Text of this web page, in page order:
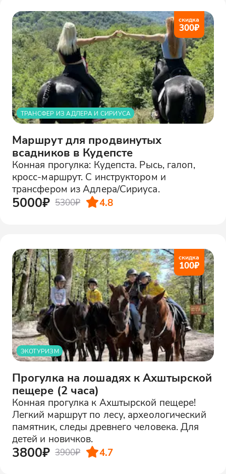
скидка
300₽
ТРАНСФЕР ИЗ АДЛЕРА И СИРИУСА
Маршрут для продвинутых
всадников в Кудепсте
Конная прогулка: Кудепста. Рысь, галоп,
кросс-маршрут. С инструктором и
трансфером из Адлера/Сириуса.
5000₽ 5300₽ 4.8
скидка
100₽
ЭКОТУРИЗМ
Прогулка на лошадях к Ахштырской
пещере (2 часа)
Конная прогулка к Ахштырской пещере!
Легкий маршрут по лесу, археологический
памятник, следы древнего человека. Для
детей и новичков.
3800₽ 3900₽ 4.7